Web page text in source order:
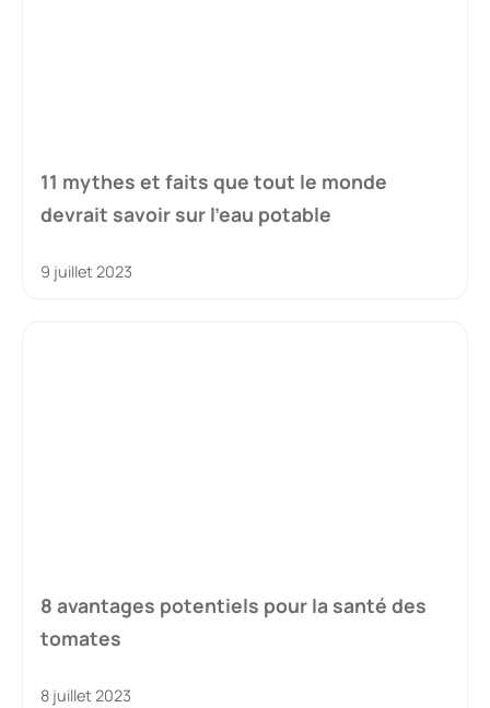
11 mythes et faits que tout le monde
devrait savoir sur l’eau potable
9 juillet 2023
8 avantages potentiels pour la santé des
tomates
8 juillet 2023